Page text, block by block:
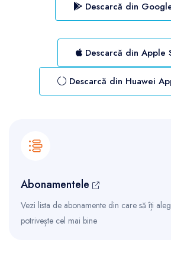
Descarcă din
Descarcă din Apple
Descarcă din Huawei
Abonamentele
Vezi lista de abonamente din care să îți
potrivește cel mai bine